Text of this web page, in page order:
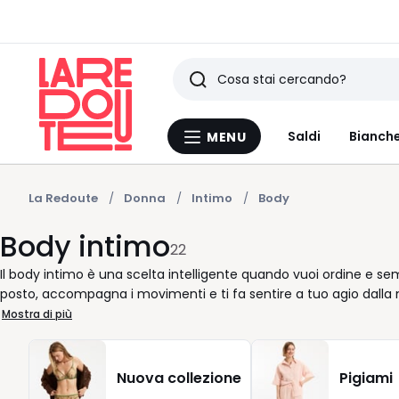
Menu
MENU Saldi
Ricerca
Ultimi
articoli
visti
La Redoute Donna Intimo Body
Body intimo22
Il body intimo è una scelta intelligente quando vuoi ordine e
posto, accompagna i movimenti e ti fa sentire a tuo agio
che cerca soluzioni pratiche senza rinunciare allo stile. La
integrano un ferretto discreto per un sostegno naturale,
aggiustamenti, più libertà. Che tu lo indossi sotto un outfit
base ordinata e confortevole. Puoi confrontare le opzioni in
Mostra di più
Nuova collezione Pigiami